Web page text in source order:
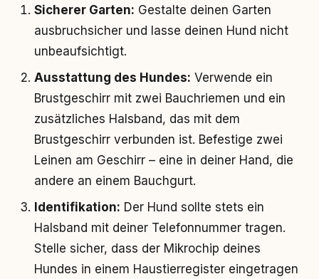
Sicherer Garten: Gestalte deinen Garten
ausbruchsicher und lasse deinen Hund nicht
unbeaufsichtigt.
Ausstattung des Hundes: Verwende ein
Brustgeschirr mit zwei Bauchriemen und ein
zusätzliches Halsband, das mit dem
Brustgeschirr verbunden ist. Befestige zwei
Leinen am Geschirr – eine in deiner Hand, die
andere an einem Bauchgurt.
Identifikation: Der Hund sollte stets ein
Halsband mit deiner Telefonnummer tragen.
Stelle sicher, dass der Mikrochip deines
Hundes in einem Haustierregister eingetragen